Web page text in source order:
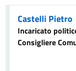
Castelli Pietro
Incaricato
Consigliere